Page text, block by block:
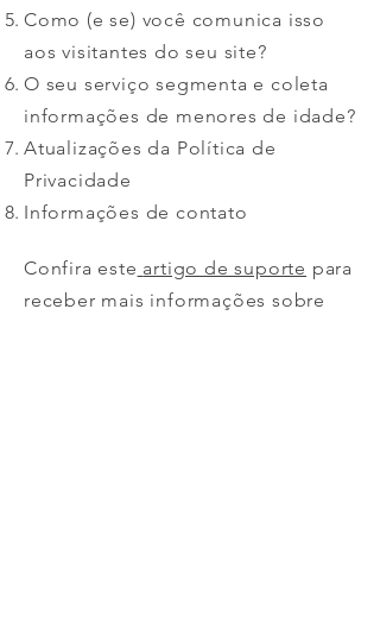
Como (e se) você comunica isso
aos visitantes do seu site?
O seu serviço segmenta e coleta
informações de menores de idade?
Atualizações da Política de
Privacidade
Informações de contato
Confira este artigo de suporte para
receber mais informações sobre